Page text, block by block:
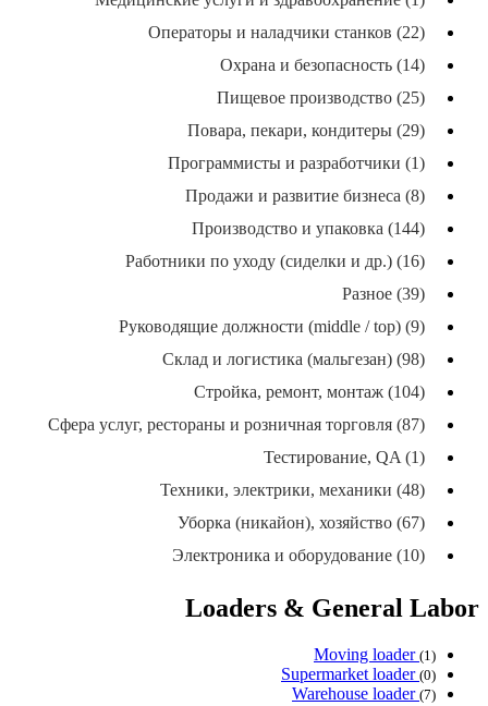
Операторы и наладчики станков (22)
Охрана и безопасность (14)
Пищевое производство (25)
Повара, пекари, кондитеры (29)
Программисты и разработчики (1)
Продажи и развитие бизнеса (8)
Производство и упаковка (144)
Работники по уходу (сиделки и др.) (16)
Разное (39)
Руководящие должности (middle / top) (9)
Склад и логистика (мальгезан) (98)
Стройка, ремонт, монтаж (104)
Сфера услуг, рестораны и розничная торговля (87)
Тестирование, QA (1)
Техники, электрики, механики (48)
Уборка (никайон), хозяйство (67)
Электроника и оборудование (10)
Loaders & General Labor
Moving loader (1)
Supermarket loader (0)
Warehouse loader (7)